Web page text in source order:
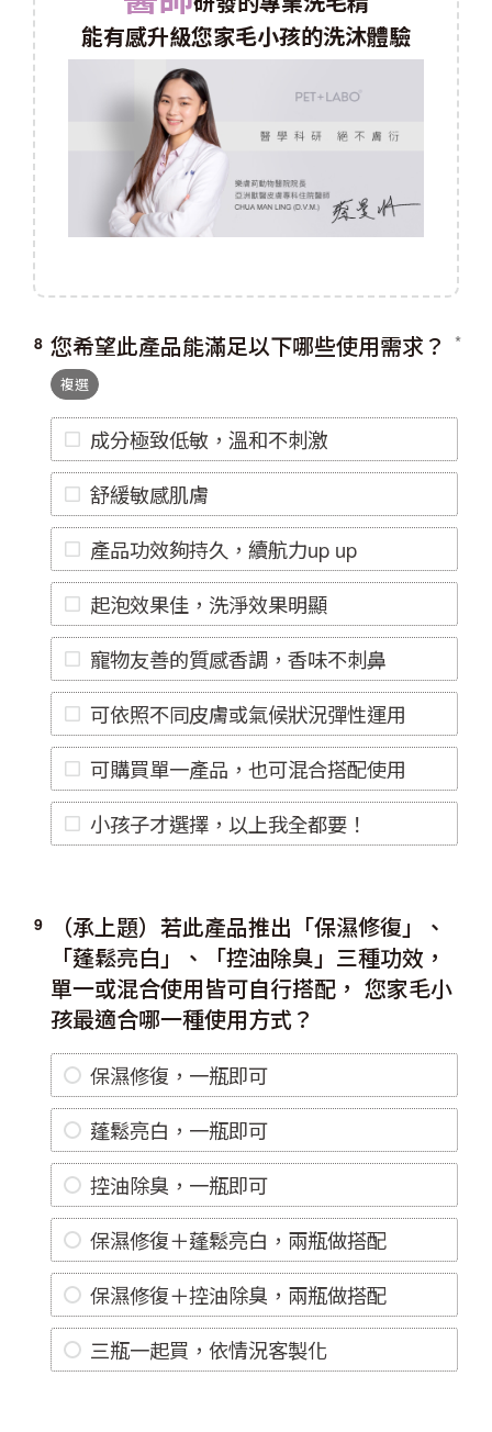
能有感升級您家毛小孩的洗沐體驗
8 您希望此產品能滿足以下哪些使用需求？
複選
成分極致低敏，溫和不刺激
舒緩敏感肌膚
產品功效夠持久，續航力up up
起泡效果佳，洗淨效果明顯
寵物友善的質感香調，香味不刺鼻
可依照不同皮膚或氣候狀況彈性運用
可購買單一產品，也可混合搭配使用
小孩子才選擇，以上我全都要！
9
（承上題）若此產品推出「保濕修復」、
「蓬鬆亮白」、「控油除臭」三種功效，
單一或混合使用皆可自行搭配， 您家毛小
孩最適合哪一種使用方式？
保濕修復，一瓶即可
蓬鬆亮白，一瓶即可
控油除臭，一瓶即可
保濕修復＋蓬鬆亮白，兩瓶做搭配
保濕修復＋控油除臭，兩瓶做搭配
三瓶一起買，依情況客製化